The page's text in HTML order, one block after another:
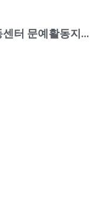
[2026.8.3.] 2026년 서라벌지역아동센터 문예활동지원사업_실내클라이밍체험활동